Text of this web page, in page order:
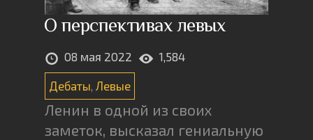
О перспективах левых
08 мая 2022 1,584
Дебаты, Левые
Ленин в одной из своих
заметок, высказал гениальную